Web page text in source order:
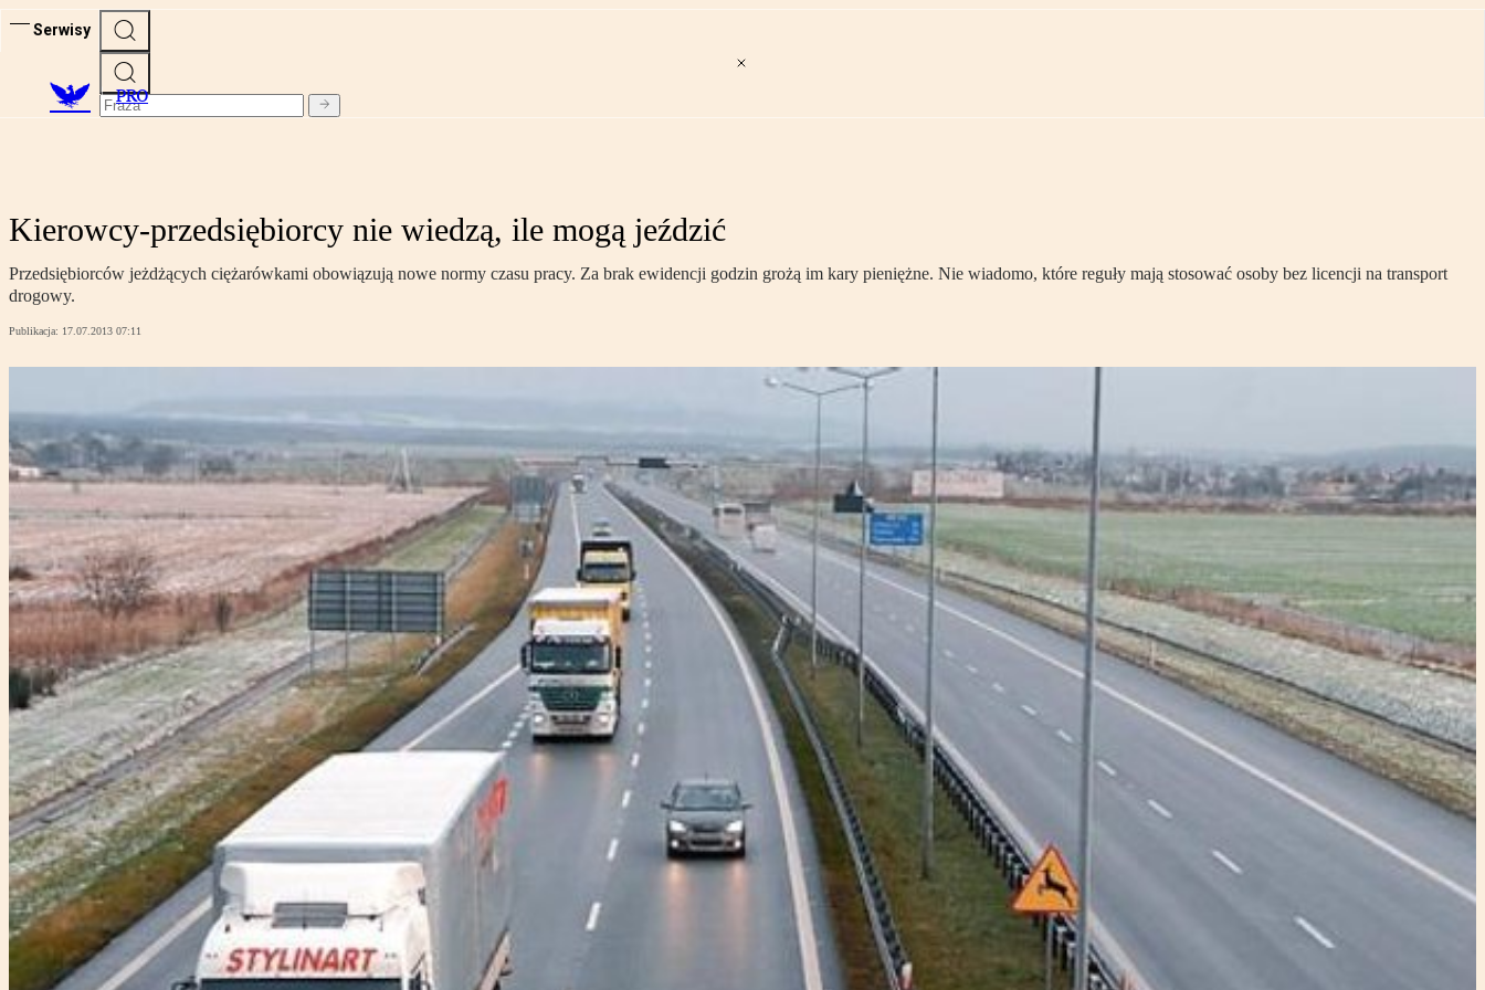
Serwisy
PRO
Kierowcy-przedsiębiorcy nie wiedzą, ile mogą jeździć
Przedsiębiorców jeżdżących ciężarówkami obowiązują nowe normy czasu pracy. Za brak ewidencji godzin grożą im kary pieniężne. Nie wiadomo, które reguły mają stosować osoby bez licencji na transport
drogowy.
Publikacja: 17.07.2013 07:11